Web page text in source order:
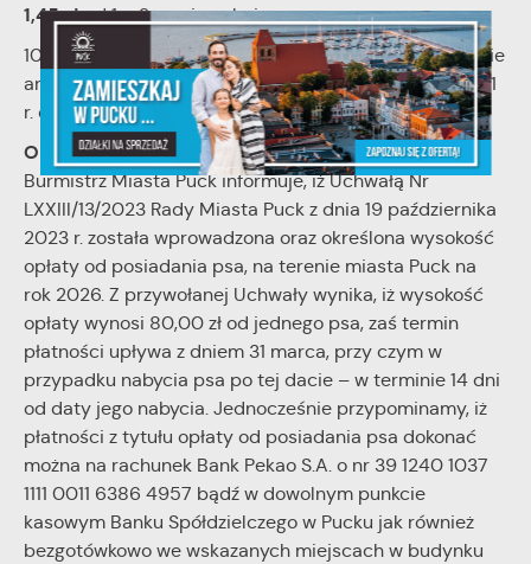
1,45 złod 1 m2 powierzchni,
10) od budowli 2% ich wartości określonej na podstawie
art. 4 ust 1 pkt 3 i ust 3-7 ustawy z dnia 12 stycznia 1991
r. o podatkach i opłatach lokalnych.
Opłata od posiadania psa:
Burmistrz Miasta Puck informuje, iż Uchwałą Nr
LXXIII/13/2023 Rady Miasta Puck z dnia 19 października
2023 r. została wprowadzona oraz określona wysokość
opłaty od posiadania psa, na terenie miasta Puck na
rok 2026. Z przywołanej Uchwały wynika, iż wysokość
opłaty wynosi 80,00 zł od jednego psa, zaś termin
płatności upływa z dniem 31 marca, przy czym w
przypadku nabycia psa po tej dacie – w terminie 14 dni
od daty jego nabycia. Jednocześnie przypominamy, iż
płatności z tytułu opłaty od posiadania psa dokonać
można na rachunek Bank Pekao S.A. o nr 39 1240 1037
1111 0011 6386 4957 bądź w dowolnym punkcie
kasowym Banku Spółdzielczego w Pucku jak również
bezgotówkowo we wskazanych miejscach w budynku